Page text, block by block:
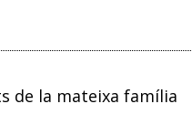
de la mateixa família